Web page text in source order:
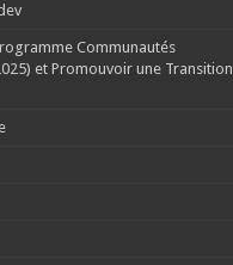
Communautés
et Promouvoir une Transition